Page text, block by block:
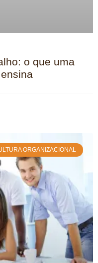
o que uma
ORGANIZACIONAL